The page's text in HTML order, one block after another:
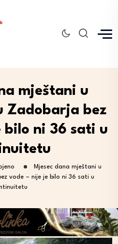
mještani u
Zadobarja bez
bilo ni 36 sati u
Mjesec dana mještani u
vode – nije je bilo ni 36 sati u